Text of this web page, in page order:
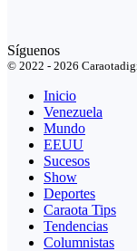
Síguenos
© 2022 - 2026
Inicio
Venezuela
Mundo
EEUU
Sucesos
Show
Deportes
Caraota Tips
Tendencias
Columnistas